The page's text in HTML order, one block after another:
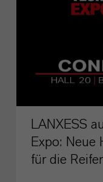
LANXESS
Expo: Neue
für die